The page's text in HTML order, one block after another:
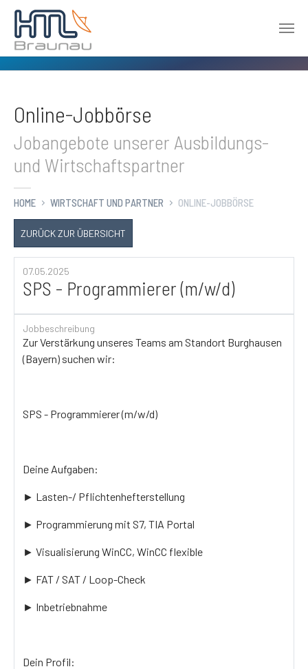
Online-Jobbörse
Jobangebote unserer Ausbildungs-
und Wirtschaftspartner
HOME WIRTSCHAFT UND PARTNER ONLINE-JOBBÖRSE
ZURÜCK ZUR ÜBERSICHT
07.05.2025
SPS - Programmierer (m/w/d)
Jobbeschreibung
Zur Verstärkung unseres Teams am Standort Burghausen
(Bayern) suchen wir:
SPS - Programmierer (m/w/d)
Deine Aufgaben:
► Lasten-/ Pflichtenhefterstellung
► Programmierung mit S7, TIA Portal
► Visualisierung WinCC, WinCC flexible
► FAT / SAT / Loop-Check
► Inbetriebnahme
Dein Profil: